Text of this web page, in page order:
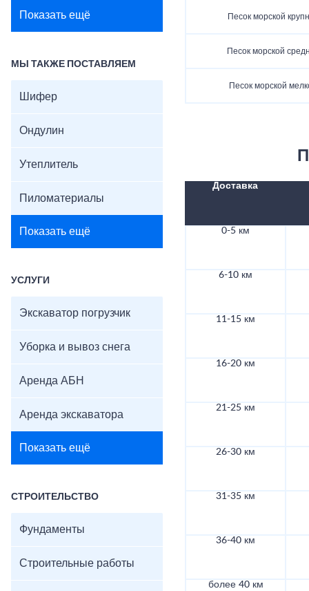
Показать ещё
МЫ ТАКЖЕ ПОСТАВЛЯЕМ
Шифер
Ондулин
Утеплитель
Пиломатериалы
Показать ещё
УСЛУГИ
Экскаватор погрузчик
Уборка и вывоз снега
Аренда АБН
Аренда экскаватора
Показать ещё
СТРОИТЕЛЬСТВО
Фундаменты
Строительные работы
Песок морской
Песок морской
Песок морской
Доставка
0-5 км
6-10 км
11-15 км
16-20 км
21-25 км
26-30 км
31-35 км
36-40 км
более 40 км